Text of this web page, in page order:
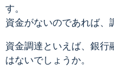
す。
資金がないのであれば、
資金調達といえば、銀行
はないでしょうか。